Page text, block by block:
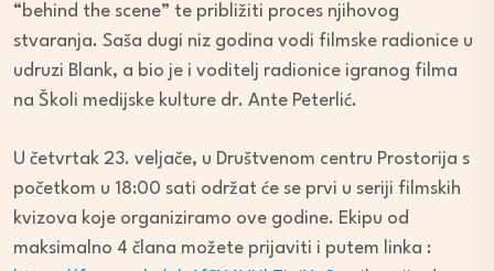
“behind the scene” te približiti proces njihovog
stvaranja. Saša dugi niz godina vodi filmske radionice u
udruzi Blank, a bio je i voditelj radionice igranog filma
na Školi medijske kulture dr. Ante Peterlić.
U četvrtak 23. veljače, u Društvenom centru Prostorija s
početkom u 18:00 sati održat će se prvi u seriji filmskih
kvizova koje organiziramo ove godine. Ekipu od
maksimalno 4 člana možete prijaviti i putem linka :